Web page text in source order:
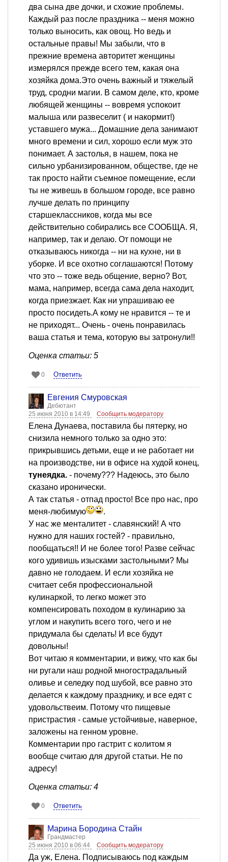
два сына две дочки, и схожие проблемы.
Каждый раз после праздника -- меня можно
только выносить, как овощ. Но ведь и
остальные правы! Мы забыли, что в
прежние времена авторитет женщины
измерялся прежде всего тем, какая она
хозяйка дома.Это очень важный и тяжелый
труд, сродни магии. В самом деле, кто, кроме
любящей женщины -- вовремя успокоит
малыша или развеселит ( и накормит!)
уставшего мужа... Домашние дела занимают
много времени и сил, хорошо если муж это
понимает. А застолья, в нашем, пока не
сильно урбанизированном, обществе, где не
так просто найти съемное помещение, если
ты не живешь в большом городе, все равно
лучше делать по принципу
старшеклассников, когда мы все
действительно собирались все СООБЩА. Я,
например, так и делаю. От помощи не
отказываюсь никогда -- ни на кухне, ни в
уборке. И все охотно соглашаются! Потому
что это -- тоже ведь общение, верно? Вот,
мама, например, всегда сама дела находит,
когда приезжает. Как ни упрашиваю ее
просто посидеть.А кому не нравится -- те и
не приходят... Очень - очень понравилась
ваша статья и тема, которую вы затронули!!
Оценка статьи: 5
0 Ответить
Евгения Смуровская
Дебютант
25 июня 2010 в 14:49
Сообщить модератору
Елена Дунаева, поставила бы пятерку, но
снизила немного только за одно это:
прикрывшись детьми, еще и не работает ни
на производстве, ни в офисе на худой конец,
тунеядка. - почему??? Надеюсь, это было
сказано иронически.
А так статья - отпад просто! Все про нас, про
меня-любимую
.
У нас же менталитет - славянский! А что
нужно для наших гостей? - правильно,
пообщаться!! И не более того! Разве сейчас
кого удивишь изысками застольными? Мы
давно не голодаем. И если хозяйка не
считает себя профессиональной
кулинаркой, то легко может это
компенсировать походом в кулинарию за
углом и накупить всего того, чего и не
придумала бы сделать! И все будут
довольны!
Вот читаю я комментарии, и вижу, что как бы
ни ругали наш родной многострадальный
оливье и селедку под шубой, все равно это
делается к каждому празднику, и все едят с
удовольствеим. Потому что пищевые
пристрастия - самые устойчивые, наверное,
заложены на генном уровне.
Комментарии про гастрит с колитом я
вообще считаю для другой статьи. Не по
адресу!
Оценка статьи: 4
0 Ответить
Марина Бородина Стайн
Грандмастер
25 июня 2010 в 06:44
Сообщить модератору
Да уж, Елена. Подписываюсь под каждым